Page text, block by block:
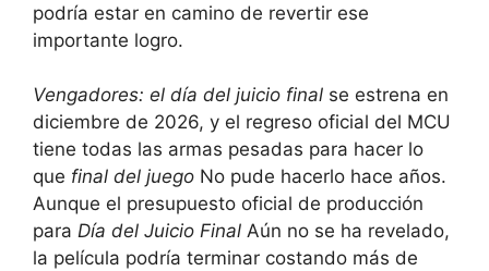
podría estar en camino de revertir ese
importante logro.
Vengadores: el día del juicio final se estrena en
diciembre de 2026, y el regreso oficial del MCU
tiene todas las armas pesadas para hacer lo
que final del juego No pude hacerlo hace años.
Aunque el presupuesto oficial de producción
para Día del Juicio Final Aún no se ha revelado,
la película podría terminar costando más de